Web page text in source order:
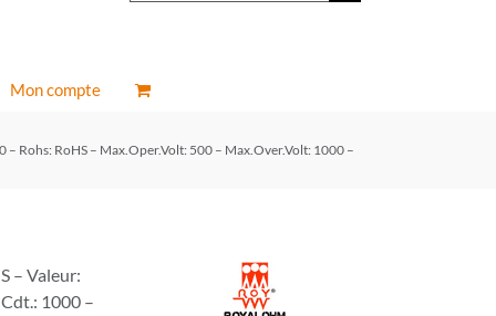
Mon compte
Rohs: RoHS – Max.Oper.Volt: 500 – Max.Over.Volt: 1000 –
– Valeur:
1000 –